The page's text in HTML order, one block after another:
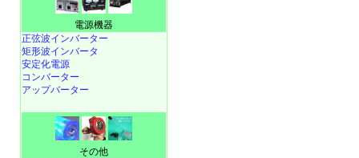
電源機器
正弦波インバーター
矩形波インバータ
安定化電源
コンバーター
アップバーター
その他